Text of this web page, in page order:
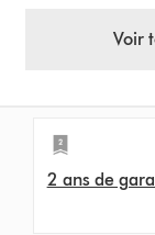
Voir
2 ans de